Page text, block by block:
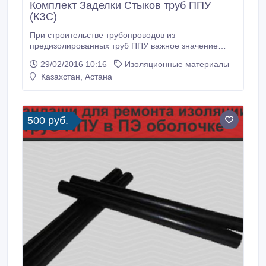
Комплект Заделки Стыков труб ППУ
(КЗС)
При строительстве трубопроводов из
предизолированных труб ППУ важное значение
герметизация стыка станет причиной развития
коррозии по всему трубопроводу, сократит его срок
данной проблемы – комплект заделки стыков труб
ППУ.
29/02/2016 10:16
Изоляционные материалы
Казахстан, Астана
500 руб.